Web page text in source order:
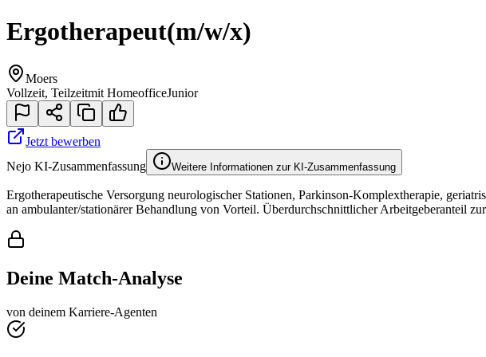
Ergotherapeut(m/w/x)
Moers
Vollzeit, Teilzeitmit HomeofficeJunior
Jetzt bewerben
Nejo KI-Zusammenfassung
Weitere Informationen zur KI-Zusammenfassung
Ergotherapeutische Versorgung neurologischer Stationen, Parkinson-Komplextherapie,
an ambulanter/stationärer Behandlung von Vorteil. Überdurchschnittlicher Arbeitgeberanteil
Deine Match-Analyse
von deinem Karriere-Agenten